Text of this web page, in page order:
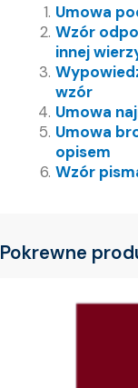
Umowa
Wzór
innej
wzór
Umowa
Umowa
opisem
Wzór
Pokrewne